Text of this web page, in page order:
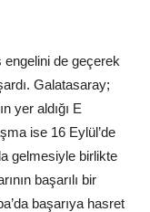
engelini de geçerek
Galatasaray;
yer aldığı E
ise 16 Eylül’de
gelmesiyle birlikte
başarılı bir
başarıya hasret